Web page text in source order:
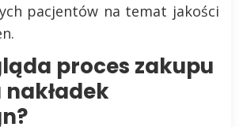
pacjentów na temat jakości
proces zakupu